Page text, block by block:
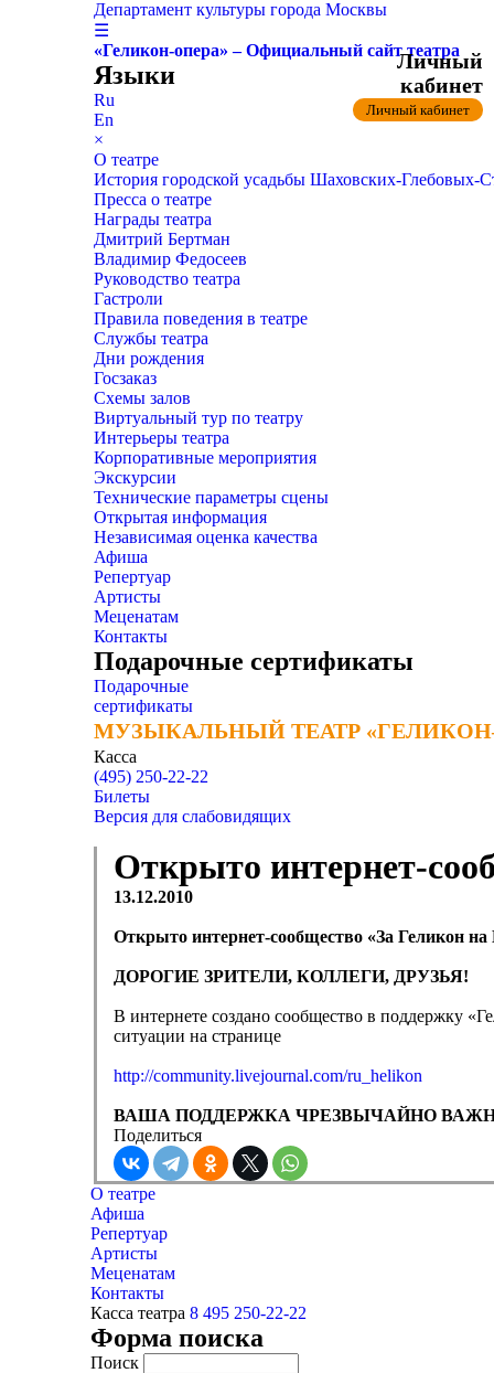
Департамент культуры города Москвы
☰
«Геликон-опера» – Официальный сайт театра
Языки
Ru
En
×
О театре
История городской усадьбы Шаховских-
Пресса о театре
Награды театра
Дмитрий Бертман
Владимир Федосеев
Руководство театра
Гастроли
Правила поведения в театре
Службы театра
Дни рождения
Госзаказ
Схемы залов
Виртуальный тур по театру
Интерьеры театра
Корпоративные мероприятия
Экскурсии
Технические параметры сцены
Открытая информация
Независимая оценка качества
Афиша
Репертуар
Артисты
Меценатам
Контакты
Подарочные сертификаты
Подарочные
сертификаты
МУЗЫКАЛЬНЫЙ ТЕАТР
МУЗЫКАЛЬНЫЙ ТЕАТР
Касса
(495) 250-22-22
Личный
кабинет
Личный кабинет
Билеты
Версия для слабовидящих
Открыто интернет-
13.12.2010
Открыто интернет-сообщество «За Геликон
ДОРОГИЕ ЗРИТЕЛИ, КОЛЛЕГИ, ДРУЗЬЯ!
В интернете создано сообщество в поддержку
ситуации на странице
http://community.livejournal.com/ru_helikon
ВАША ПОДДЕРЖКА ЧРЕЗВЫЧАЙНО
Поделиться
О театре
Афиша
Репертуар
Артисты
Меценатам
Контакты
Касса театра 8 495 250-22-22
Форма поиска
Поиск